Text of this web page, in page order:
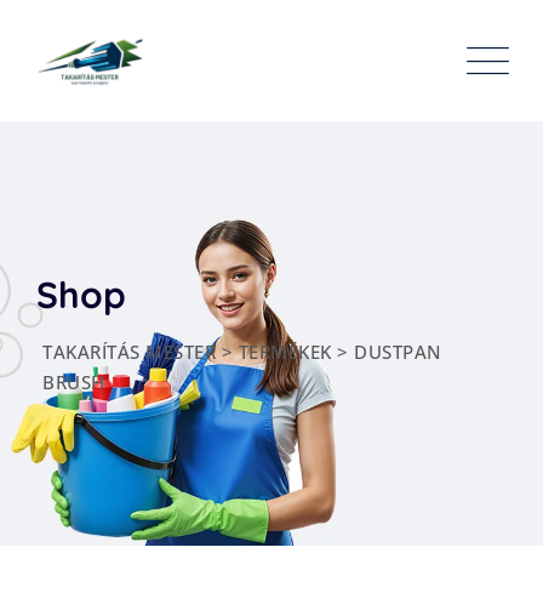
content
Shop
TAKARÍTÁS MESTER>TERMÉKEK > DUSTPAN
BRUSH